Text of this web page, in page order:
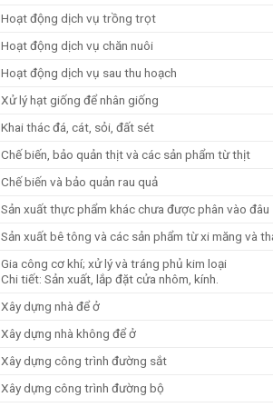
Hoạt động dịch vụ trồng trọt
Hoạt động dịch vụ chăn nuôi
Hoạt động dịch vụ sau thu hoạch
Xử lý hạt giống để nhân giống
Khai thác đá, cát, sỏi, đất sét
Chế biến, bảo quản thịt và các sản phẩm từ thịt
Chế biến và bảo quản rau quả
Sản xuất thực phẩm khác chưa được phân vào đâu
Sản xuất bê tông và các sản phẩm từ xi măng và
Gia công cơ khí; xử lý và tráng phủ kim loại
Chi tiết: Sản xuất, lắp đặt cửa nhôm, kính.
Xây dựng nhà để ở
Xây dựng nhà không để ở
Xây dựng công trình đường sắt
Xây dựng công trình đường bộ